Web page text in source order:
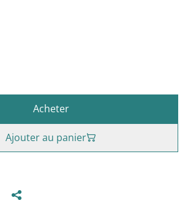
Acheter
Ajouter au panier